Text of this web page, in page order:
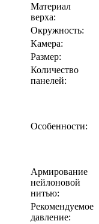
Материал
верха:
Окружность:
Камера:
Размер:
Количество
панелей:
Особенности:
Армирование
нейлоновой
нитью:
Рекомендуемое
давление: